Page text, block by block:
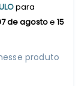
para
de agostoe 15
produto